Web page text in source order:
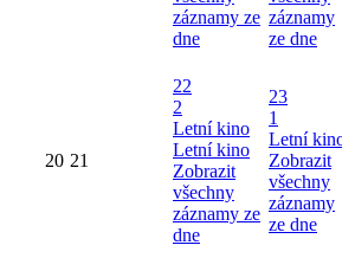
záznamy ze
dne
záznamy
ze dne
20 21
22
2
Letní kino
Letní kino
Zobrazit
všechny
záznamy ze
dne
23
1
Letní
Zobrazit
všechny
záznamy
ze dne